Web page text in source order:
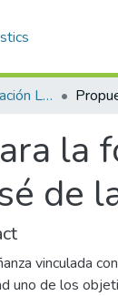
Licenciatura en Educación Laboral
la
de
vinculada
uno de los